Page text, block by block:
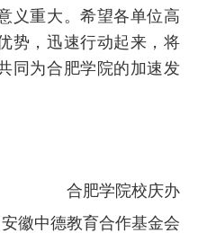
义重大。希望各单位高
势，迅速行动起来，将
同为合肥学院的加速发
合肥学院校庆办
安徽中德教育合作基金会